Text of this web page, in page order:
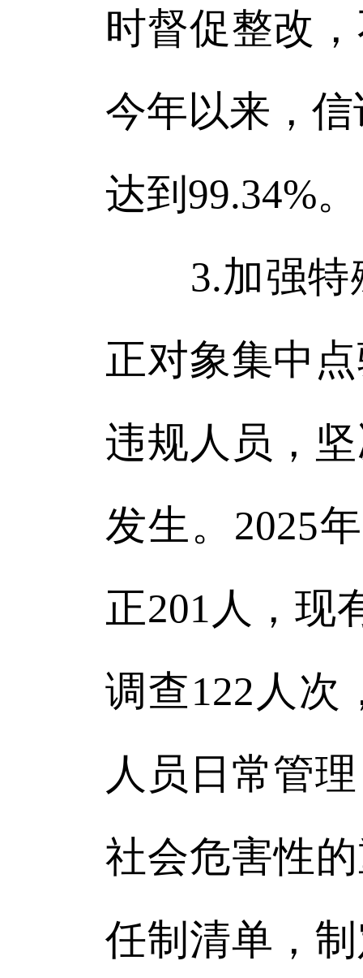
时督促整改
今年以来，
达到99.34%。
3.加强特殊
正对象集中
违规人员，
发生。2025
正201人，现
调查122人次
人员日常管
社会危害性
任制清单，